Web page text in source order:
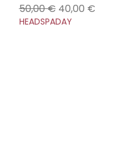
Precio
50,00 € Precio de oferta
40,00 €
HEADSPADAY